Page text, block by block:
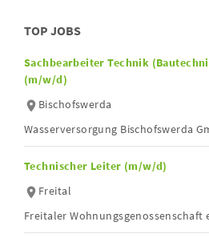
TOP JOBS
Sachbearbeiter Technik
(m/w/d)
Bischofswerda
Wasserversorgung Bischofswerda
Technischer Leiter (m/w/d)
Freital
Freitaler Wohnungsgenossenschaft